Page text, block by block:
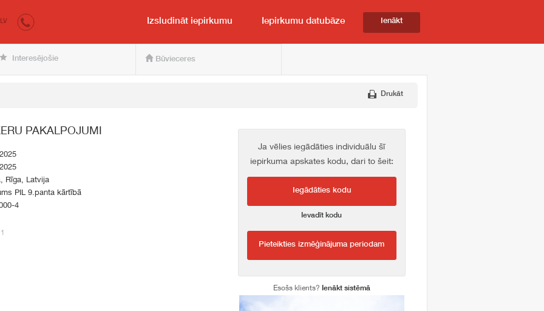
pircējam un pārdevējam
LV Izsludināt iepirkumu Iepirkumu datubāze Ienākt
Interesējošie Būvieceres
Drukāt
PAKALPOJUMI
Rīga, Latvija
PIL 9.panta kārtībā
4
Ja vēlies iegādāties individuālu šī
iepirkuma apskates kodu, dari to šeit:
Iegādāties kodu
Ievadīt kodu
Pieteikties izmēģinājuma periodam
Esošs klients? Ienākt sistēmā